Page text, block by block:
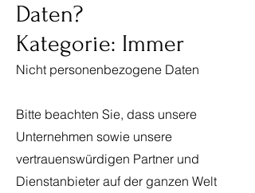
Daten?
Kategorie: Immer
Nicht personenbezogene Daten
Bitte beachten Sie, dass unsere
Unternehmen sowie unsere
vertrauenswürdigen Partner und
Dienstanbieter auf der ganzen Welt